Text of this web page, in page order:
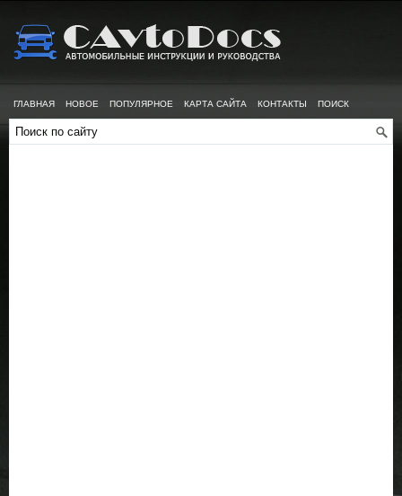
ГЛАВНАЯ НОВОЕ ПОПУЛЯРНОЕ КАРТА САЙТА КОНТАКТЫ ПОИСК